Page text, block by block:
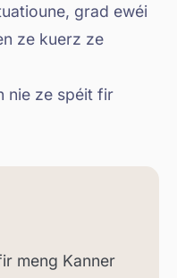
grad ewéi
ze kuerz ze
nie ze spéit fir
meng Kanner